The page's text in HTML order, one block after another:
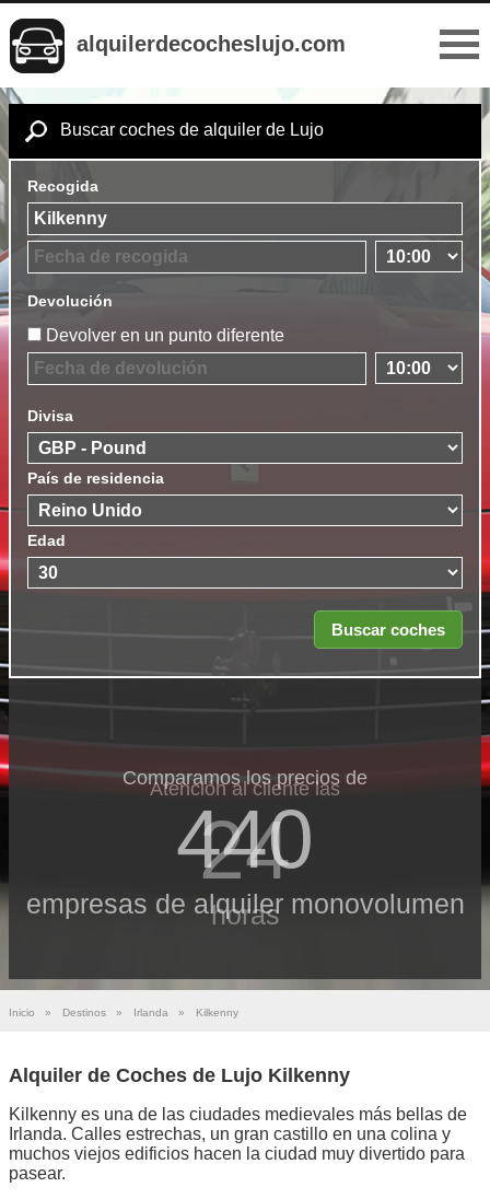
alquilerdecocheslujo.com
Buscar coches de alquiler de Lujo
Recogida
Devolución
Devolver en un punto diferente
Divisa
País de residencia
Edad
Comparamos los precios de
440
empresas de alquiler monovolumen
Atención al cliente las
24
horas
Inicio » Destinos » Irlanda » Kilkenny
Alquiler de Coches de Lujo Kilkenny
Kilkenny es una de las ciudades medievales más bellas de
Irlanda. Calles estrechas, un gran castillo en una colina y
muchos viejos edificios hacen la ciudad muy divertido para
pasear.